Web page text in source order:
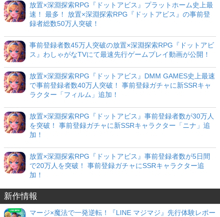
放置×深淵探索RPG『ドットアビス』プラットホーム史上最
速！ 最多！ 放置×深淵探索RPG『ドットアビス』の事前登
録者総数50万人突破！
事前登録者数45万人突破の放置×深淵探索RPG『ドットアビ
ス』わしゃがなTVにて最速先行ゲームプレイ動画が公開！
放置×深淵探索RPG『ドットアビス』DMM GAMES史上最速
で事前登録者数40万人突破！ 事前登録ガチャに新SSRキャ
ラクター「フィルム」追加！
放置×深淵探索RPG『ドットアビス』事前登録者数が30万人
を突破！ 事前登録ガチャに新SSRキャラクター「ニナ」追
加！
放置×深淵探索RPG『ドットアビス』事前登録者数が5日間
で20万人を突破！ 事前登録ガチャにSSRキャラクター追
加！
新作情報
マージ×魔法で一発逆転！『LINE マジマジ』先行体験レポー